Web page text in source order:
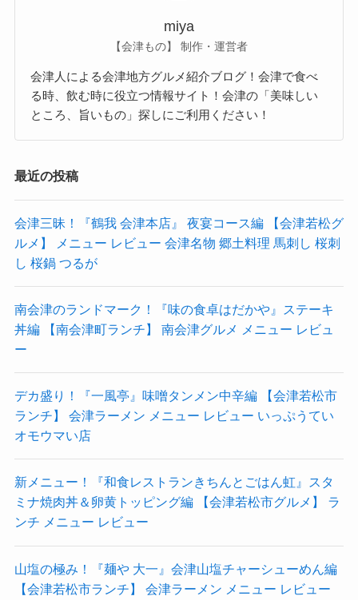
miya
【会津もの】 制作・運営者
会津人による会津地方グルメ紹介ブログ！会津で食べ
る時、飲む時に役立つ情報サイト！会津の「美味しい
ところ、旨いもの」探しにご利用ください！
最近の投稿
会津三昧！『鶴我 会津本店』 夜宴コース編 【会津若松グ
ルメ】 メニュー レビュー 会津名物 郷土料理 馬刺し 桜刺
し 桜鍋 つるが
南会津のランドマーク！『味の食卓はだかや』ステーキ
丼編 【南会津町ランチ】 南会津グルメ メニュー レビュ
ー
デカ盛り！『一風亭』味噌タンメン中辛編 【会津若松市
ランチ】 会津ラーメン メニュー レビュー いっぷうてい
オモウマい店
新メニュー！『和食レストランきちんとごはん虹』スタ
ミナ焼肉丼＆卵黄トッピング編 【会津若松市グルメ】 ラ
ンチ メニュー レビュー
山塩の極み！『麺や 大一』会津山塩チャーシューめん編
【会津若松市ランチ】 会津ラーメン メニュー レビュー